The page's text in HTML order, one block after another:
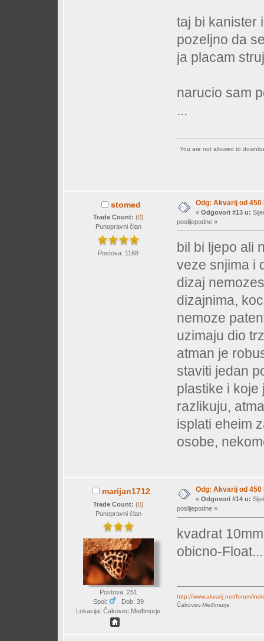
taj bi kanister
pozeljno da
ja placam
narucio sam
...
You are not allowed to
stomed
Trade Count: (0)
Punopravni član
Postova: 1168
Odg: Akvarij od 450
« Odgovori #13 u:
poslijepodne »
bil bi ljepo ali
veze snjima i
dizaj
dizajnima,
nemoze
uzimaju dio
atman je
staviti jedan
plastike i koje
razlikuju,
isplati eheim
osobe,
marijan1712
Trade Count: (0)
Punopravni član
Postova: 251
Spol:
Dob: 39
Lokacija: Čakovec,Međimurje
Odg: Akvarij od 450
« Odgovori #14 u:
poslijepodne »
kvadrat
obicno-
http://www.akvarij.net/forum/
Čakovec-Međimurje